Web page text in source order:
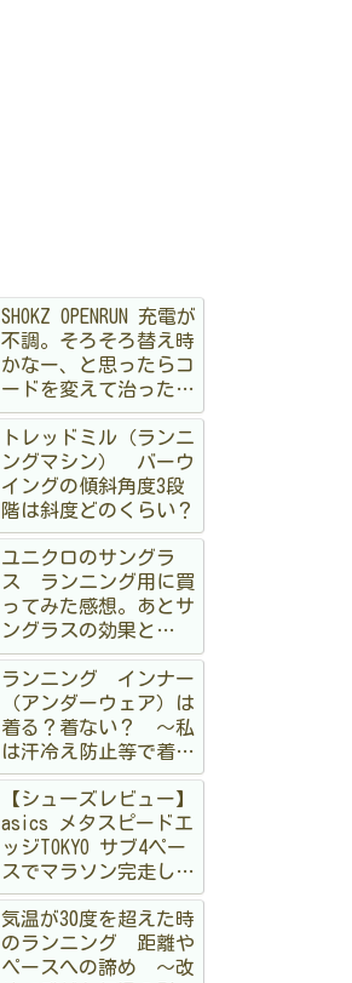
SHOKZ OPENRUN 充電が
不調。そろそろ替え時
かなー、と思ったらコ
ードを変えて治ったハ
ナシ
トレッドミル（ランニ
ングマシン） バーウ
イングの傾斜角度3段
階は斜度どのくらい？
ユニクロのサングラ
ス ランニング用に買
ってみた感想。あとサ
ングラスの効果と
か 〜オークリーも持
ってるけど〜
ランニング インナー
（アンダーウェア）は
着る？着ない？ 〜私
は汗冷え防止等で着る
派です〜
【シューズレビュー】
asics メタスピードエ
ッジTOKYO サブ4ペー
スでマラソン完走して
みた
気温が30度を超えた時
のランニング 距離や
ペースへの諦め 〜改